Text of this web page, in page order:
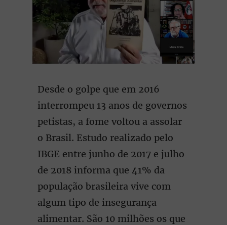
Desde o golpe que em 2016
interrompeu 13 anos de governos
petistas, a fome voltou a assolar
o Brasil. Estudo realizado pelo
IBGE entre junho de 2017 e julho
de 2018 informa que 41% da
população brasileira vive com
algum tipo de insegurança
alimentar. São 10 milhões os que